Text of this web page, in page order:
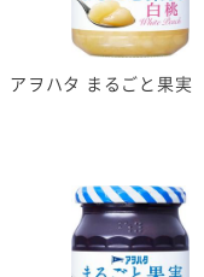
アヲハタ まるごと果